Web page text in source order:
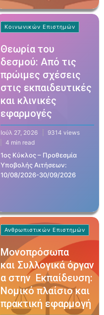
Κοινωνικών Επιστημών
Θεωρία του
δεσμού: Από τις
πρώιμες σχέσεις
στις εκπαιδευτικές
και κλινικές
εφαρμογές
Ιούλ 27, 2026
9314 views
4 min read
1ος Κύκλος – Προθεσμία
Υποβολής Αιτήσεων:
10/08/2026-30/09/2026
Ανθρωπιστικών Επιστημών
Μονοπρόσωπα
και Συλλογικά όργαν
α στην Εκπαίδευση:
Νομικό πλαίσιο και
πρακτική εφαρμογή